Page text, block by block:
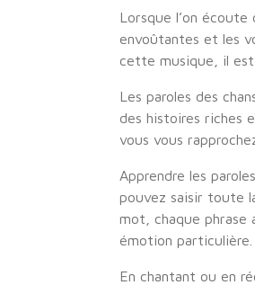
Lorsque l’on
envoûtantes et les
cette musique, il est
Les paroles des
des histoires riches
vous vous
Apprendre les
pouvez saisir toute
mot, chaque phrase
émotion particulière.
En chantant ou en